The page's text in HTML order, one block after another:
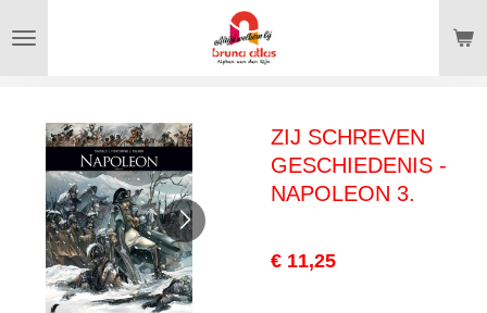
direct
hoofdinhoud
ZIJ SCHREVEN
GESCHIEDENIS -
NAPOLEON 3.
€ 11,25